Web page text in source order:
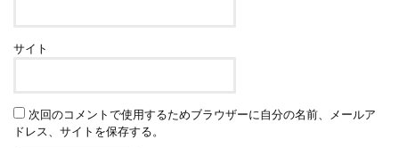
サイト
次回のコメントで使用するためブラウザーに自分の名前、メールア
ドレス、サイトを保存する。